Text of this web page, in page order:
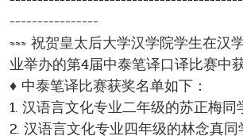
----------------
≈≈≈ 祝贺皇太后大学汉学院学生在汉
业举办的第4届中泰笔译口译比赛中
♦ 中泰笔译比赛获奖名单如下：
1. 汉语言文化专业二年级的苏正梅同
2. 汉语言文化专业四年级的林念真